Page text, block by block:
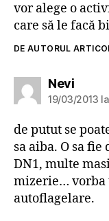
vor alege o
care să le facă
DE AUTORUL
Nevispune:
19/03/2013
de putut se
sa aiba. O sa
DN1, multe
mizerie… vorba
autoflagelare.